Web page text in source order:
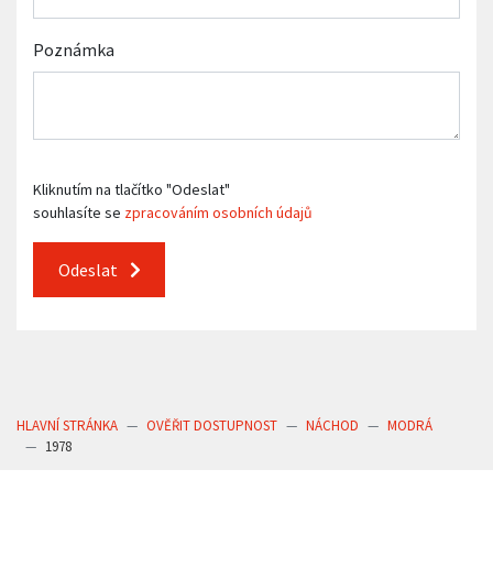
Poznámka
Kliknutím na tlačítko "Odeslat"
souhlasíte se zpracováním osobních údajů
Odeslat
HLAVNÍ STRÁNKA OVĚŘIT DOSTUPNOST NÁCHOD
MODRÁ
1978